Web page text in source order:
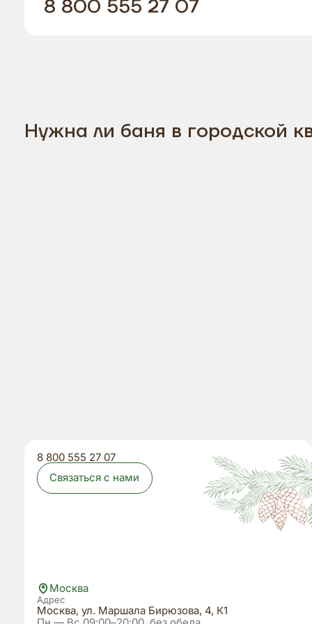
8 800 555 27 07
Нужна ли баня в городской
8 800 555 27 07
Связаться с нами
Москва
Адрес
Москва, ул. Маршала Бирюзова, 4, К1